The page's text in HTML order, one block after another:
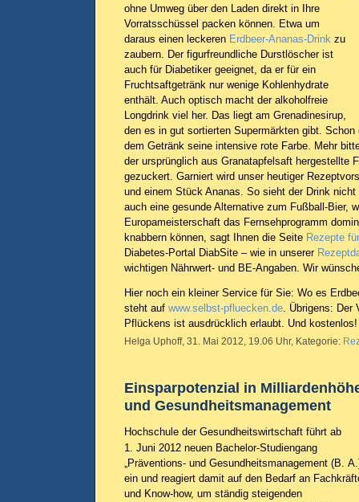
ohne Umweg über den Laden direkt in Ihre
Vorratsschüssel packen können. Etwa um
daraus einen leckeren Erdbeer-Ananas-Drink zu
zaubern. Der figurfreundliche Durstlöscher ist
auch für Diabetiker geeignet, da er für ein
Fruchtsaftgetränk nur wenige Kohlenhydrate
enthält. Auch optisch macht der alkoholfreie
Longdrink viel her. Das liegt am Grenadinesirup,
den es in gut sortierten Supermärkten gibt.
dem Getränk seine intensive rote Farbe. Mehr
der ursprünglich aus Granatapfelsaft hergestellte
gezuckert. Garniert wird unser heutiger
und einem Stück Ananas. So sieht der Drink
auch eine gesunde Alternative zum Fußball-Bier,
Europameisterschaft das Fernsehprogramm
knabbern können, sagt Ihnen die Seite Rezepte
Diabetes-Portal DiabSite – wie in unserer
wichtigen Nährwert- und BE-Angaben. Wir
Hier noch ein kleiner Service für Sie: Wo es
steht auf www.selbst-pfluecken.de. Übrigens: Der
Pflückens ist ausdrücklich erlaubt. Und kostenlos!
Helga Uphoff, 31. Mai 2012, 19.06 Uhr, Kategorie:
Einsparpotenzial in
und Gesundheitsmanagement
Hochschule der Gesundheitswirtschaft führt ab
1. Juni 2012 neuen Bachelor-Studiengang
„Präventions- und Gesundheitsmanagement (B.
ein und reagiert damit auf den Bedarf an
und Know-how, um ständig steigenden